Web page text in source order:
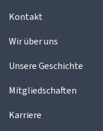
Kontakt
Wir über uns
Unsere Geschichte
Mitgliedschaften
Karriere